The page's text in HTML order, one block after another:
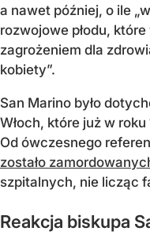
a nawet później, o ile
rozwojowe płodu,
zagrożeniem dla
kobiety”.
San Marino było
Włoch, które już w
Od ówczesnego
zostało
szpitalnych, nie licząc
Reakcja biskupa